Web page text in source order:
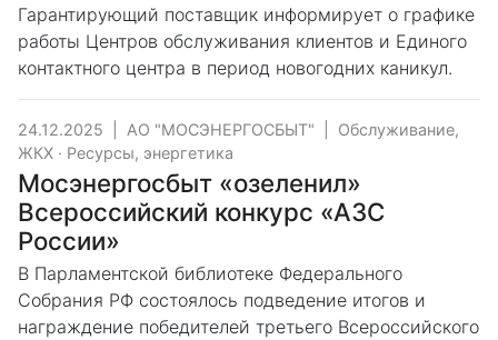
Гарантирующий поставщик информирует о графике
работы Центров обслуживания клиентов и Единого
контактного центра в период новогодних каникул.
24.12.2025 АО "МОСЭНЕРГОСБЫТ"
Обслуживание,
ЖКХ · Ресурсы, энергетика
Мосэнергосбыт «озеленил»
Всероссийский конкурс «АЗС
России»
В Парламентской библиотеке Федерального
Собрания РФ состоялось подведение итогов и
награждение победителей третьего Всероссийского